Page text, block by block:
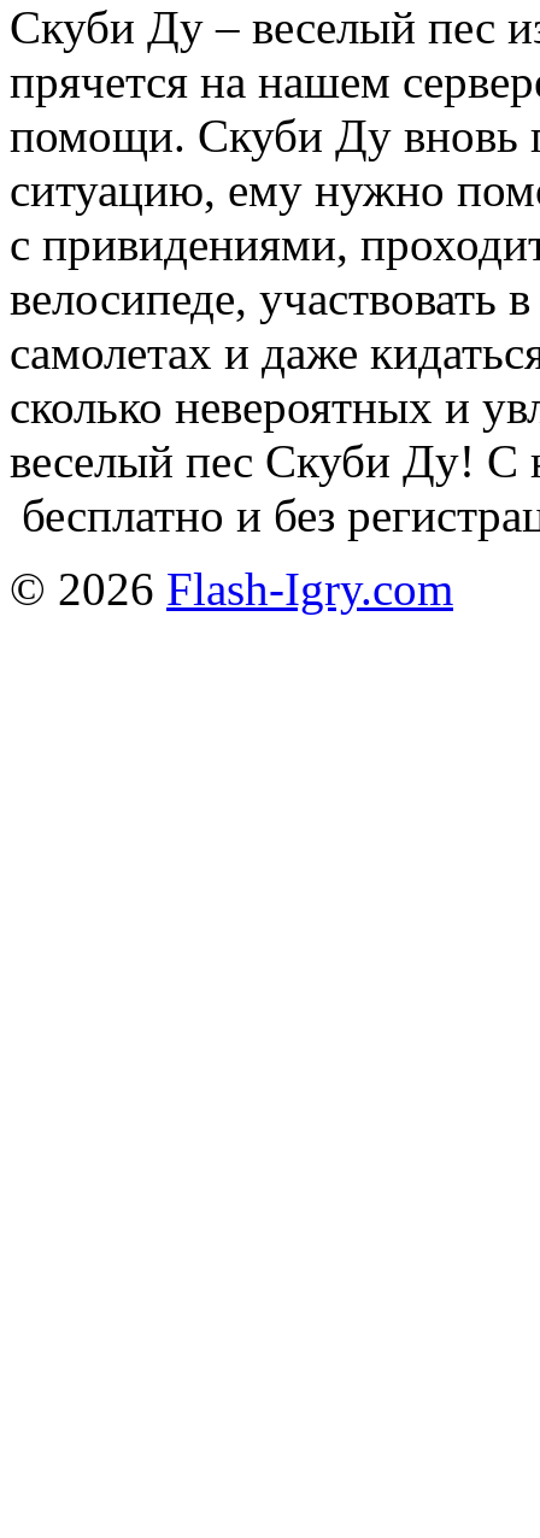
Скуби Ду – веселый пес
прячется на нашем
помощи. Скуби Ду вновь
ситуацию, ему нужно
с привидениями,
велосипеде, участвовать
самолетах и даже
сколько невероятных и
веселый пес Скуби Ду! С
бесплатно и без
© 2026 Flash-Igry.com